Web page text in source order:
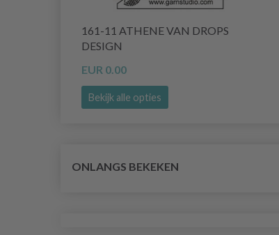
161-11 ATHENE VAN DROPS
DESIGN
EUR 0.00
Bekijk alle opties
ONLANGS BEKEKEN